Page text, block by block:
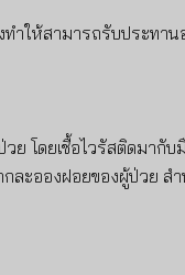
ำให้สามารถรับประทา
ย โดยเชื้อไวรัสติดมากั
ะอองฝอยของผู้ป่วย ส